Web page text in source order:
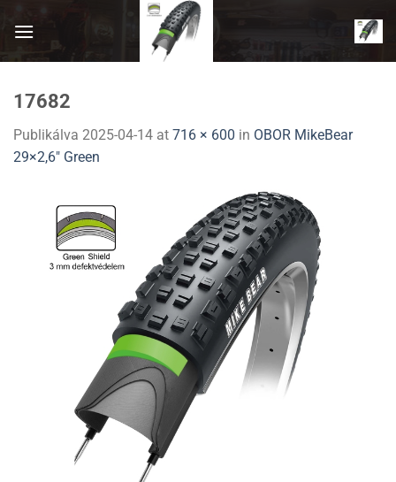
17682
Publikálva 2025-04-14 at 716 × 600 in OBOR MikeBear
29×2,6″ Green